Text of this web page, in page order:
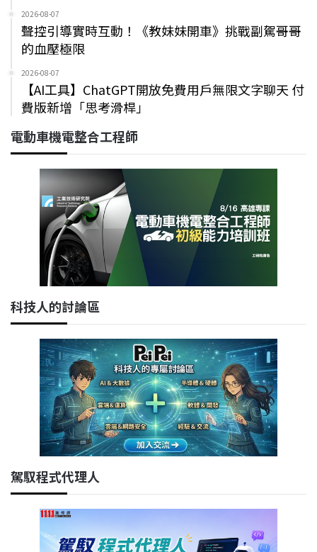
2026-08-07
聲控引導實時互動！《教妹妹開車》挑戰副駕哥哥
的血壓極限
2026-08-07
【AI工具】ChatGPT開放免費用戶無限文字聊天 付
費版新增「思考滑桿」
電動車機電整合工程師
科技人的討論區
駕馭程式代理人